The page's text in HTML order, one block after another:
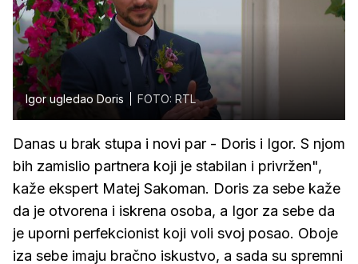
Igor ugledao Doris FOTO: RTL
Danas u brak stupa i novi par - Doris i Igor. S njom
bih zamislio partnera koji je stabilan i privržen",
kaže ekspert Matej Sakoman. Doris za sebe kaže
da je otvorena i iskrena osoba, a Igor za sebe da
je uporni perfekcionist koji voli svoj posao. Oboje
iza sebe imaju bračno iskustvo, a sada su spremni